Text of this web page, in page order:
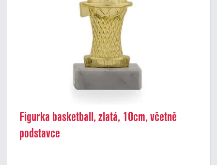
Figurka basketball, zlatá, 10cm, včetně
podstavce